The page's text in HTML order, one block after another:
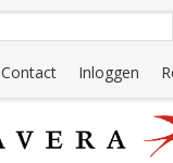
Contact Inloggen